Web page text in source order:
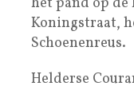
Koningstraat,
Schoenenreus.
Helderse